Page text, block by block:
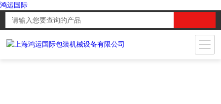
鸿运国际